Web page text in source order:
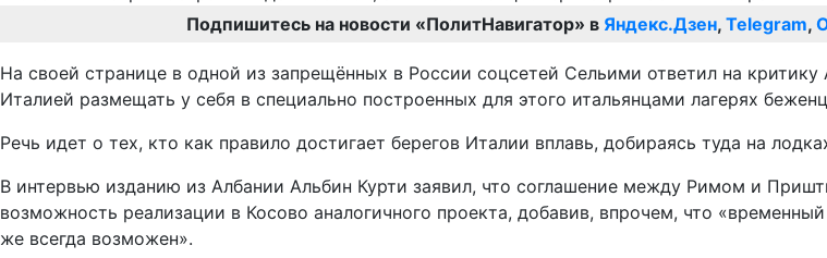
Подпишитесь на новости «ПолитНавигатор» в Яндекс.Дзен, Telegram,
На своей странице в одной из запрещённых в России соцсетей Сельими ответил на
Италией размещать у себя в специально построенных для этого итальянцами лагерях
Речь идет о тех, кто как правило достигает берегов Италии вплавь, добираясь туда на
В интервью изданию из Албании Альбин Курти заявил, что соглашение между Римом и
возможность реализации в Косово аналогичного проекта, добавив, впрочем, что
же всегда возможен».